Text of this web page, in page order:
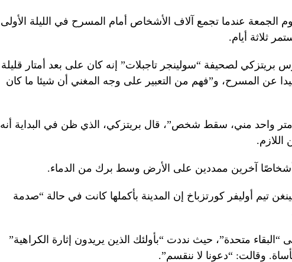
الجمعة عندما تجمع آلاف الأشخاص أمام المسرح في الليلة الأولى
ثلاثة أيام.
بريتزكي لصحيفة “سولينجر تاجبلات” إنه كان على بعد أمتار قليلة
عن المسرح، و”فهم من التعبير على وجه المغني أن شيئا ما كان
واحد مني، سقط شخص”، قال بريتزكي، الذي ظن في البداية أنه
أشخاصًا آخرين ممددين على الأرض وسط برك من الدماء.
تيم أوليفر كورتزباخ إن المدينة بأكملها كانت في حالة “صدمة
“البقاء متحدة”، حيث نددت “بأولئك الذين يريدون إثارة الكراهية”
وقالت: “دعونا لا ننقسم”.